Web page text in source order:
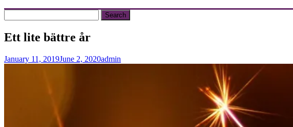
Ett lite bättre år
January 11, 2019June 2, 2020admin